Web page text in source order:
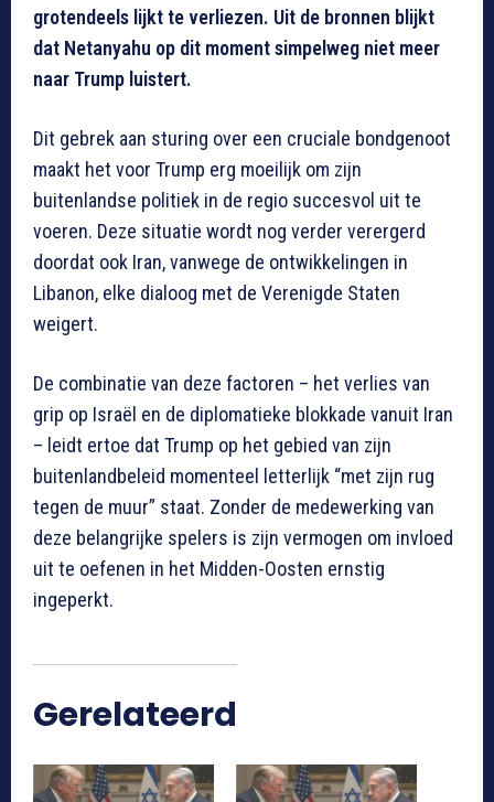
grotendeels lijkt te verliezen. Uit de bronnen blijkt
dat Netanyahu op dit moment simpelweg niet meer
naar Trump luistert.
Dit gebrek aan sturing over een cruciale bondgenoot
maakt het voor Trump erg moeilijk om zijn
buitenlandse politiek in de regio succesvol uit te
voeren. Deze situatie wordt nog verder verergerd
doordat ook Iran, vanwege de ontwikkelingen in
Libanon, elke dialoog met de Verenigde Staten
weigert.
De combinatie van deze factoren – het verlies van
grip op Israël en de diplomatieke blokkade vanuit Iran
– leidt ertoe dat Trump op het gebied van zijn
buitenlandbeleid momenteel letterlijk “met zijn rug
tegen de muur” staat. Zonder de medewerking van
deze belangrijke spelers is zijn vermogen om invloed
uit te oefenen in het Midden-Oosten ernstig
ingeperkt.
Gerelateerd